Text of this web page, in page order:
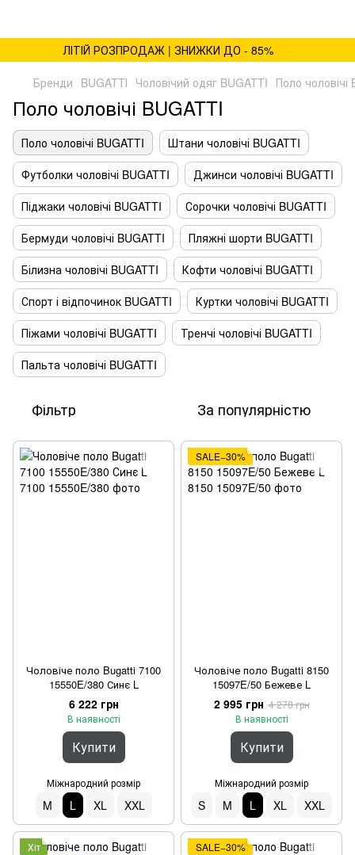
ЛІТІЙ РОЗПРОДАЖ | ЗНИЖКИ ДО - 85%
Бренди BUGATTІ Чоловічий одяг BUGATTI Поло чоловічі
Поло чоловічі BUGATTI
Поло чоловічі BUGATTI
Штани чоловічі BUGATTI
Футболки чоловічі BUGATTI
Джинси чоловічі BUGATTI
Піджаки чоловічі BUGATTI
Сорочки чоловічі BUGATTI
Бермуди чоловічі BUGATTI
Пляжні шорти BUGATTI
Білизна чоловічі BUGATTI
Кофти чоловічі BUGATTI
Спорт і відпочинок BUGATTI
Куртки чоловічі BUGATTI
Піжами чоловічі BUGATTI
Тренчі чоловічі BUGATTI
Пальта чоловічі BUGATTI
Фільтр За популярністю
Чоловіче поло Bugatti 7100
15550E/380 Синє L
6 222 грн
В наявності
Купити
Міжнародний розмір
M L XL XXL
SALE−30%
Чоловіче поло Bugatti 8150
15097E/50 Бежеве L
2 995 грн 4 278 грн
В наявності
Купити
Міжнародний розмір
S M L XL XXL
Хіт
SALE−30%